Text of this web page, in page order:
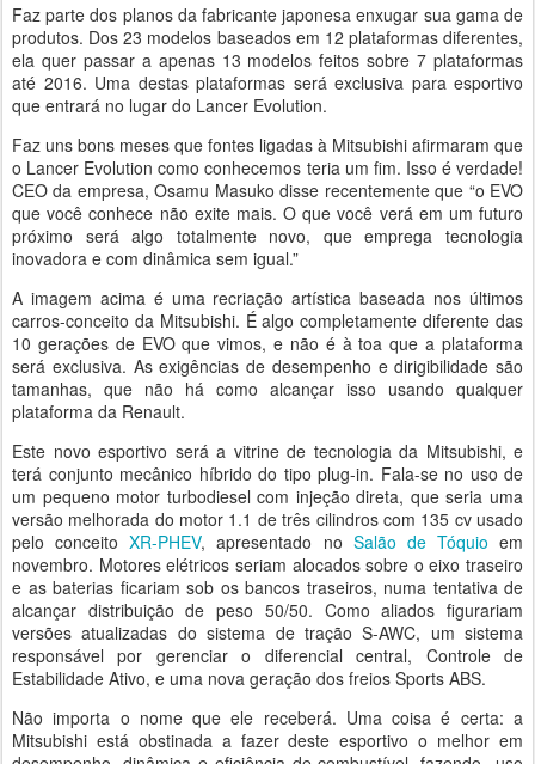
Faz parte dos planos da fabricante japonesa enxugar sua gama de
produtos. Dos 23 modelos baseados em 12 plataformas diferentes,
ela quer passar a apenas 13 modelos feitos sobre 7 plataformas
até 2016. Uma destas plataformas será exclusiva para esportivo
que entrará no lugar do Lancer Evolution.
Faz uns bons meses que fontes ligadas à Mitsubishi afirmaram que
o Lancer Evolution como conhecemos teria um fim. Isso é verdade!
CEO da empresa, Osamu Masuko disse recentemente que “o EVO
que você conhece não exite mais. O que você verá em um futuro
próximo será algo totalmente novo, que emprega tecnologia
inovadora e com dinâmica sem igual.”
A imagem acima é uma recriação artística baseada nos últimos
carros-conceito da Mitsubishi. É algo completamente diferente das
10 gerações de EVO que vimos, e não é à toa que a plataforma
será exclusiva. As exigências de desempenho e dirigibilidade são
tamanhas, que não há como alcançar isso usando qualquer
plataforma da Renault.
Este novo esportivo será a vitrine de tecnologia da Mitsubishi, e
terá conjunto mecânico híbrido do tipo plug-in. Fala-se no uso de
um pequeno motor turbodiesel com injeção direta, que seria uma
versão melhorada do motor 1.1 de três cilindros com 135 cv usado
pelo conceitoXR-PHEV, apresentado no Salão de Tóquio em
novembro. Motores elétricos seriam alocados sobre o eixo traseiro
e as baterias ficariam sob os bancos traseiros, numa tentativa de
alcançar distribuição de peso 50/50. Como aliados figurariam
versões atualizadas do sistema de tração S-AWC, um sistema
responsável por gerenciar o diferencial central, Controle de
Estabilidade Ativo, e uma nova geração dos freios Sports ABS.
Não importa o nome que ele receberá. Uma coisa é certa: a
Mitsubishi está obstinada a fazer deste esportivo o melhor em